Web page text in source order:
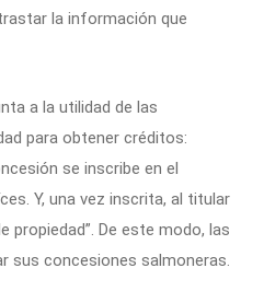
la información que
a la utilidad de las
para obtener créditos:
se inscribe en el
Y, una vez inscrita, al titular
propiedad”. De este modo, las
sus concesiones salmoneras.